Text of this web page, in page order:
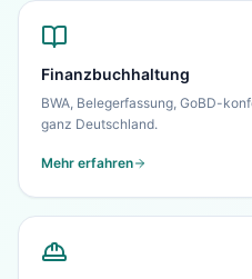
Finanzbuchhaltung
BWA, Belegerfassung, GoBD-
ganz Deutschland.
Mehr erfahren